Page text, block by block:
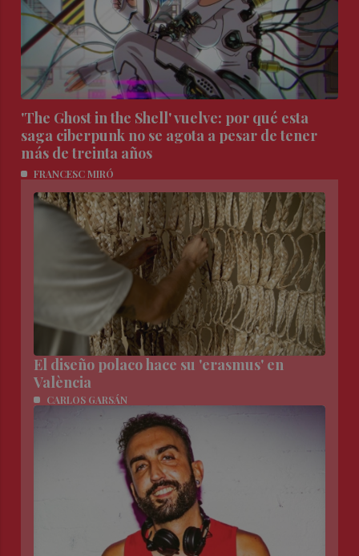
'The Ghost in the Shell' vuelve: por qué esta
saga ciberpunk no se agota a pesar de tener
más de treinta años
FRANCESC MIRÓ
El diseño polaco hace su 'erasmus' en
València
CARLOS GARSÁN